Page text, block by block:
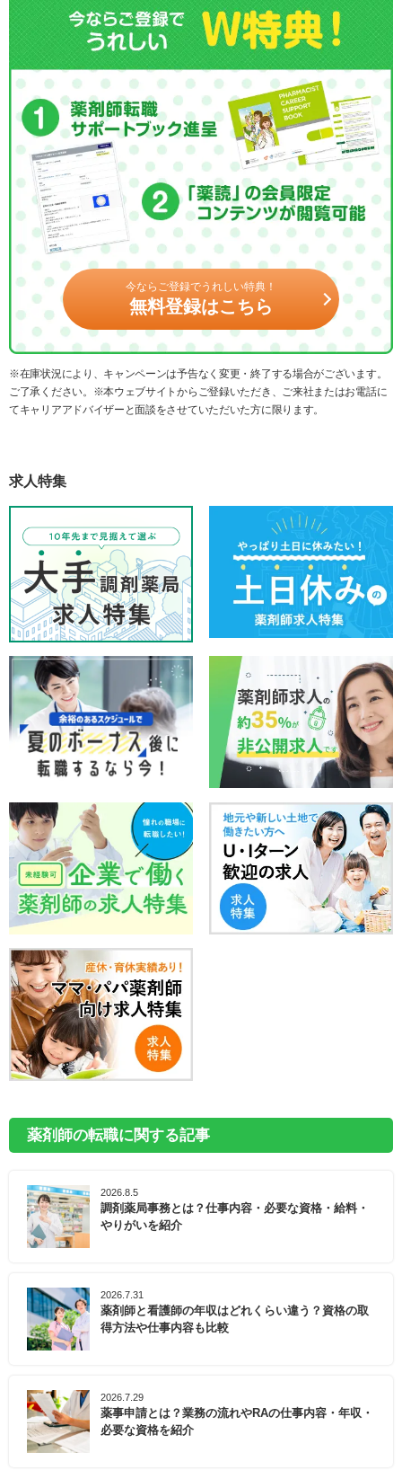
今ならご登録でうれしい特典！
無料登録はこちら
※在庫状況により、キャンペーンは予告なく変更・終了する場合がございます。
ご了承ください。※本ウェブサイトからご登録いただき、ご来社またはお電話に
てキャリアアドバイザーと面談をさせていただいた方に限ります。
求人特集
薬剤師の転職に関する記事
2026.8.5
調剤薬局事務とは？仕事内容・必要な資格・給料・
やりがいを紹介
2026.7.31
薬剤師と看護師の年収はどれくらい違う？資格の取
得方法や仕事内容も比較
2026.7.29
薬事申請とは？業務の流れやRAの仕事内容・年収・
必要な資格を紹介